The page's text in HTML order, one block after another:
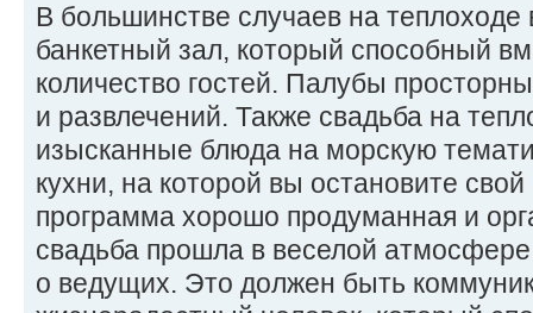
В большинстве случаев на
банкетный зал, который способный
количество гостей. Палубы
и развлечений. Также свадьба на
изысканные блюда на морскую
кухни, на которой вы остановите
программа хорошо продуманная и
свадьба прошла в веселой
о ведущих. Это должен быть